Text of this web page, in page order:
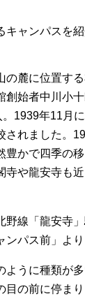
ャンパスを紹
麓に位置す
創始者中川小
1939年11月
されました。
豊かで四季の
寺や龍安寺も
野線「龍安寺
ンパス前」より
ように種類が
の前に停まり